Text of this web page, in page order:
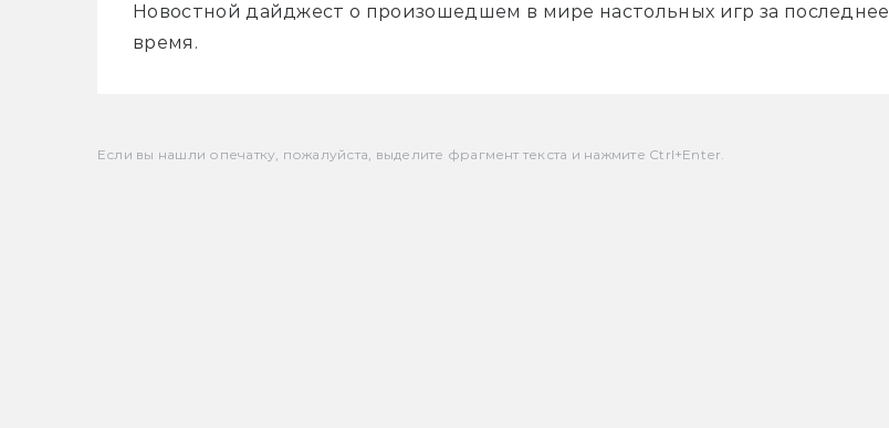
Новостной дайджест о произошедшем в мире настольных игр за последнее
время.
Если вы нашли опечатку, пожалуйста, выделите фрагмент текста и нажмите Ctrl+Enter.